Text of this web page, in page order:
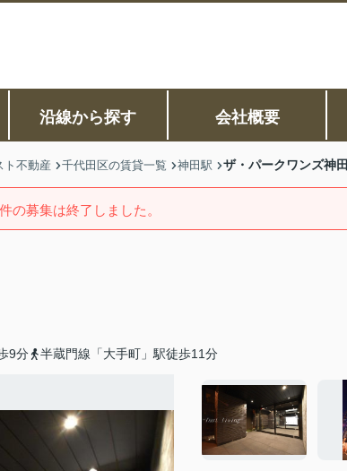
沿線から探す 会社概要
ト不動産 千代田区の賃貸一覧 神田駅 ザ・パークワンズ神田
の募集は終了しました。
9分 半蔵門線「大手町」駅徒歩11分